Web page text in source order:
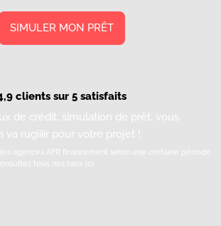
SIMULER MON PRÊT
clients sur 5 satisfaits
de crédit, simulation de prêt, vous
va rugiiiir pour votre projet !
les agences AFR financement selon une certaine période
tous nos taux ici.